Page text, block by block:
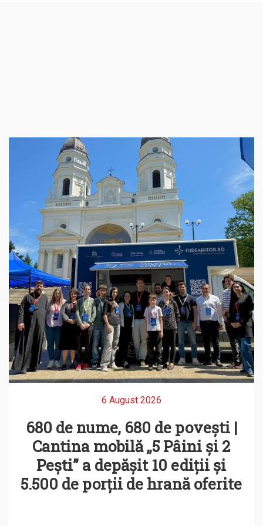
6 August 2026
680 de nume, 680 de povești |
Cantina mobilă „5 Pâini și 2
Pești” a depășit 10 ediții și
5.500 de porții de hrană oferite